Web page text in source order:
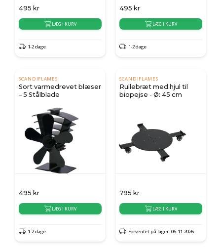
495 kr
LÆG I KURV
1-2 dage
495 kr
LÆG I KURV
1-2 dage
SCANDIFLAMES
Sort varmedrevet blæser
– 5 Stålblade
495 kr
LÆG I KURV
1-2 dage
SCANDIFLAMES
Rullebræt med hjul til
biopejse - Ø: 45 cm
795 kr
LÆG I KURV
Forventet på lager: 06-11-2026